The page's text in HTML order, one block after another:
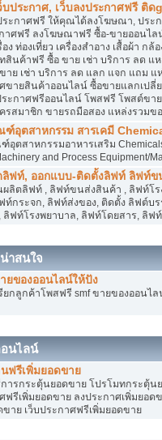
บประกาศ, เว็บลงประกาศฟรี ติด
ระกาศฟรี ให้คุณได้ลงโฆษณา, ประ
าศฟรี ลงโฆษณาฟรี ซื้อ-ขายออนไล
อง ท่องเที่ยว เครื่องสำอาง เสื้อผ้า
สินค้าฟรี ซื้อ ขาย เช่า บริการ ลด
าย เช่า บริการ ลด แลก แจก แถม
ขายสินค้าออนไลน์ ซื้อขายแลกเปลี่
ระกาศฟรีออนไลน์ โพสฟรี โพสต์ข
รสมาชิก ขายรถมือสอง แหล่งรวมข
ฑ์อุตสาหกรรม สารเคมี
อุตสาหกรรมอาหารเสริม
and Process Equipment/
ลิฟท์, ออกแบบ-ติดตั้งลิฟท์ ลิฟท์ข
ผลิตลิฟท์ , ลิฟท์ขนส่งสินค้า , ลิฟท์โ
ท์กระจก, ลิฟท์ส่งของ, ติดตั้ง ลิฟต์บ
ลิฟท์โรงพยาบาล, ลิฟท์โดยสาร, ลิฟ
าสนใจ
ยของออนไลน์ให้ปัง
ยกลูกค้าโพสฟรี smf ขายของออนไ
นไลน์
นฟรีเพิ่มยอดขาย
ารกระตุ้นยอดขาย โปรโมทกระตุ้
ฟรีเพิ่มยอดขาย ลงประกาศเพิ่มยอ
ขาย เว็บประกาศฟรีเพิ่มยอดขาย